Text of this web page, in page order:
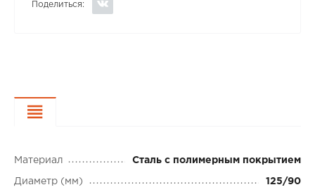
Поделиться:
Материал Сталь с полимерным покрытием
Диаметр (мм) 125/90